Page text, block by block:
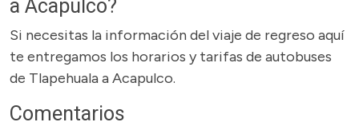
a Acapulco?
Si necesitas la información del viaje de regreso aquí
te entregamos los horarios y tarifas de autobuses
de Tlapehuala a Acapulco.
Comentarios